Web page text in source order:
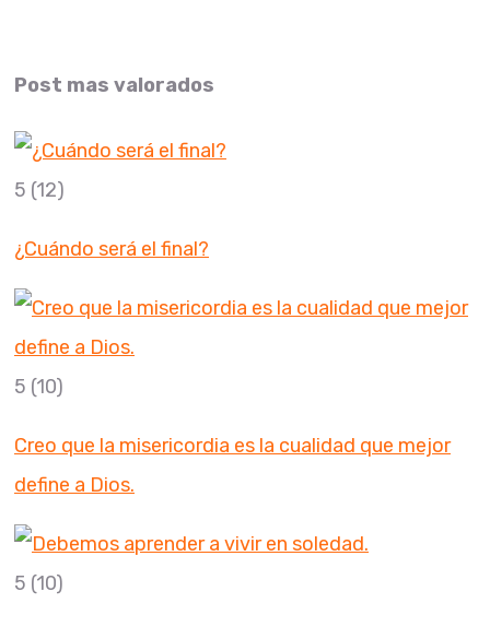
Post mas valorados
5 (12)
¿Cuándo será el final?
5 (10)
Creo que la misericordia es la cualidad que mejor
define a Dios.
5 (10)